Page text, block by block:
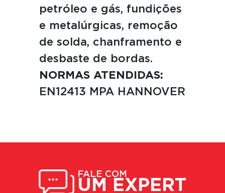
petróleo e gás, fundições
e metalúrgicas, remoção
de solda, chanframento e
desbaste de bordas.
NORMAS ATENDIDAS:
EN12413 MPA HANNOVER
FALE COM
UM EXPERT